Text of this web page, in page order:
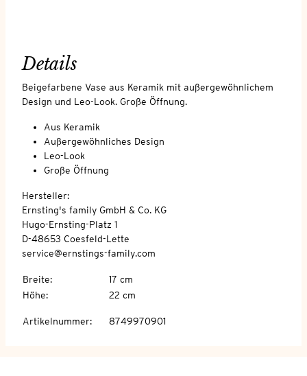
Details
Beigefarbene Vase aus Keramik mit außergewöhnlichem
Design und Leo-Look. Große Öffnung.
Aus Keramik
Außergewöhnliches Design
Leo-Look
Große Öffnung
Hersteller:
Ernsting's family GmbH & Co. KG
Hugo-Ernsting-Platz 1
D-48653 Coesfeld-Lette
service@ernstings-family.com
Breite:
17 cm
Höhe: 22 cm
Artikelnummer: 8749970901